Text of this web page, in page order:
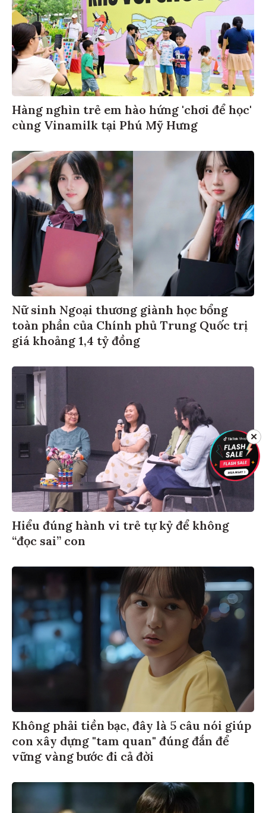
Hàng nghìn trẻ em hào hứng 'chơi để học'
cùng Vinamilk tại Phú Mỹ Hưng
Nữ sinh Ngoại thương giành học bổng
toàn phần của Chính phủ Trung Quốc trị
giá khoảng 1,4 tỷ đồng
Hiểu đúng hành vi trẻ tự kỷ để không
“đọc sai” con
Không phải tiền bạc, đây là 5 câu nói giúp
con xây dựng "tam quan" đúng đắn để
vững vàng bước đi cả đời
✕